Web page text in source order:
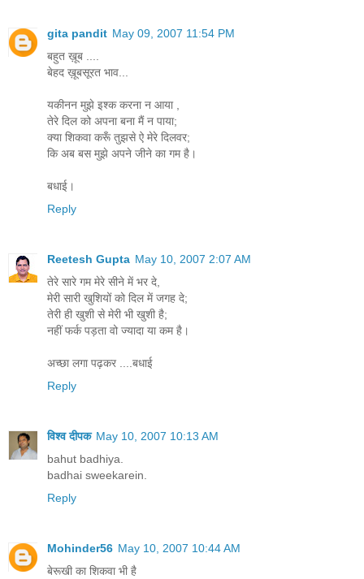
gita pandit May 09, 2007 11:54 PM
बहुत ख़ूब ....
बेहद ख़ूबसूरत भाव...
यकीनन मुझे इश्क करना न आया ,
तेरे दिल को अपना बना मैं न पाया;
क्या शिकवा करूँ तुझसे ऐ मेरे दिलवर;
कि अब बस मुझे अपने जीने का गम है।
बधाई।
Reply
Reetesh Gupta May 10, 2007 2:07 AM
तेरे सारे गम मेरे सीने में भर दे,
मेरी सारी खुशियों को दिल में जगह दे;
तेरी ही खुशी से मेरी भी खुशी है;
नहीं फर्क पड़ता वो ज्यादा या कम है।
अच्छा लगा पढ़कर ....बधाई
Reply
विश्व दीपक May 10, 2007 10:13 AM
bahut badhiya.
badhai sweekarein.
Reply
Mohinder56 May 10, 2007 10:44 AM
बेरूखी का शिकवा भी है